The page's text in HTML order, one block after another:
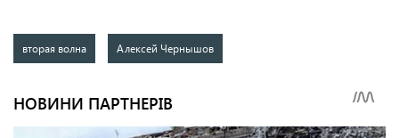
вторая волна Алексей Чернышов